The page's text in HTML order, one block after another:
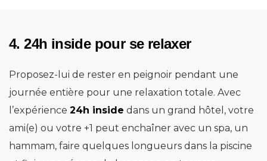
4. 24h inside pour se relaxer
Proposez-lui de rester en peignoir pendant une
journée entière pour une relaxation totale. Avec
l’expérience 24h inside dans un grand hôtel, votre
ami(e) ou votre +1 peut enchaîner avec un spa, un
hammam, faire quelques longueurs dans la piscine